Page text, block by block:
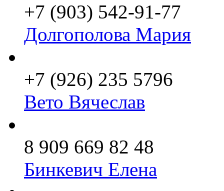
+7 (903) 542-91-77
Долгополова Мария
+7 (926) 235 5796
Вето Вячеслав
8 909 669 82 48
Бинкевич Елена